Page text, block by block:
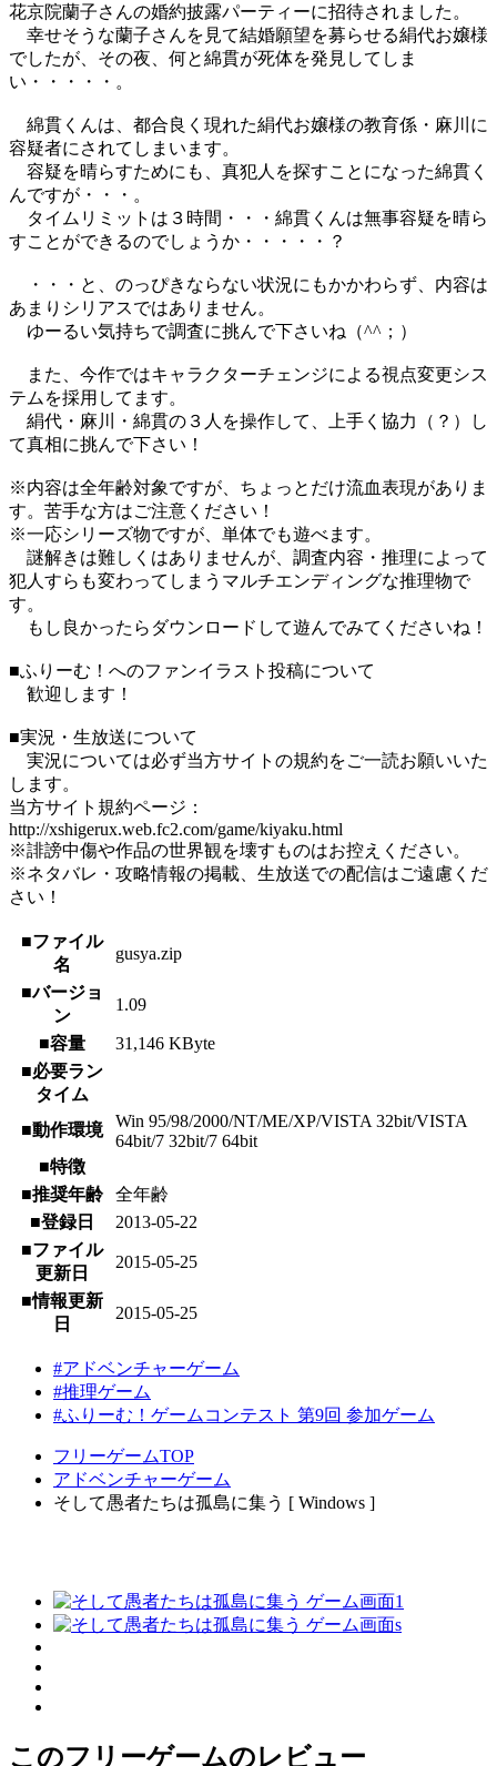
花京院蘭子さんの婚約披露パーティーに招待されました。
幸せそうな蘭子さんを見て結婚願望を募らせる絹代お嬢様
でしたが、その夜、何と綿貫が死体を発見してしま
い・・・・・。
綿貫くんは、都合良く現れた絹代お嬢様の教育係・麻川に
容疑者にされてしまいます。
容疑を晴らすためにも、真犯人を探すことになった綿貫く
んですが・・・。
タイムリミットは３時間・・・綿貫くんは無事容疑を晴ら
すことができるのでしょうか・・・・・？
・・・と、のっぴきならない状況にもかかわらず、内容は
あまりシリアスではありません。
ゆーるい気持ちで調査に挑んで下さいね（^^；）
また、今作ではキャラクターチェンジによる視点変更シス
テムを採用してます。
絹代・麻川・綿貫の３人を操作して、上手く協力（？）し
て真相に挑んで下さい！
※内容は全年齢対象ですが、ちょっとだけ流血表現がありま
す。苦手な方はご注意ください！
※一応シリーズ物ですが、単体でも遊べます。
謎解きは難しくはありませんが、調査内容・推理によって
犯人すらも変わってしまうマルチエンディングな推理物で
す。
もし良かったらダウンロードして遊んでみてくださいね！
■ふりーむ！へのファンイラスト投稿について
歓迎します！
■実況・生放送について
実況については必ず当方サイトの規約をご一読お願いいた
します。
当方サイト規約ページ：
http://xshigerux.web.fc2.com/game/kiyaku.html
※誹謗中傷や作品の世界観を壊すものはお控えください。
※ネタバレ・攻略情報の掲載、生放送での配信はご遠慮くだ
さい！
■ファイル
名
gusya.zip
■バージョ
ン
1.09
■容量
31,146 KByte
■必要ラン
タイム
■動作環境
Win 95/98/2000/NT/ME/XP/VISTA 32bit/VISTA
64bit/7 32bit/7 64bit
■特徴
■推奨年齢
全年齢
■登録日
2013-05-22
■ファイル
更新日
2015-05-25
■情報更新
日
2015-05-25
#アドベンチャーゲーム
#推理ゲーム
#ふりーむ！ゲームコンテスト 第9回 参加ゲーム
フリーゲームTOP
アドベンチャーゲーム
そして愚者たちは孤島に集う [ Windows ]
このフリーゲームのレビュー